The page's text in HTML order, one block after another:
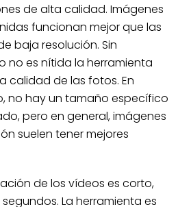
de alta calidad. Imágenes
funcionan mejor que las
baja resolución. Sin
no es nítida la herramienta
calidad de las fotos. En
no hay un tamaño específico
pero en general, imágenes
suelen tener mejores
de los vídeos es corto,
La herramienta es